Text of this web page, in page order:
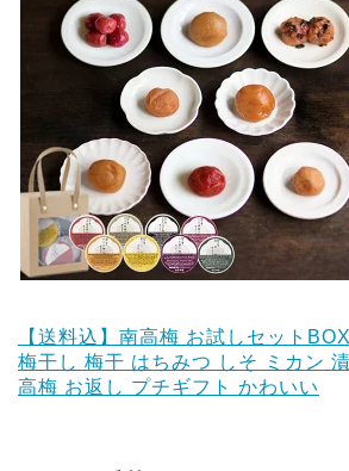
【送料込】南高梅 お試しセット
梅干し 梅干 はちみつ しそ ミカン
高梅 お返し プチギフト かわいい